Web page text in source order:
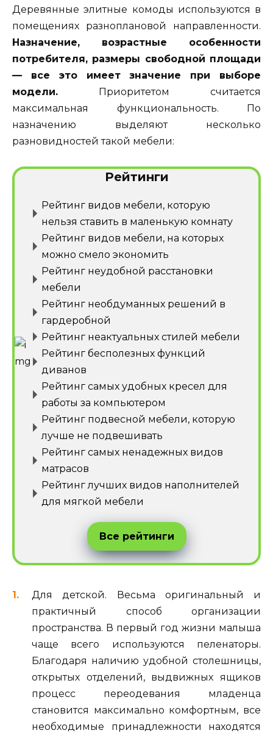
Деревянные элитные комоды используются в
помещениях разноплановой направленности.
Назначение, возрастные особенности
потребителя, размеры свободной площади
— все это имеет значение при выборе
модели. Приоритетом считается
максимальная функциональность. По
назначению выделяют несколько
разновидностей такой мебели:
Рейтинги
Рейтинг видов мебели, которую
нельзя ставить в маленькую комнату
Рейтинг видов мебели, на которых
можно смело экономить
Рейтинг неудобной расстановки
мебели
Рейтинг необдуманных решений в
гардеробной
Рейтинг неактуальных стилей мебели
Рейтинг бесполезных функций
диванов
Рейтинг самых удобных кресел для
работы за компьютером
Рейтинг подвесной мебели, которую
лучше не подвешивать
Рейтинг самых ненадежных видов
матрасов
Рейтинг лучших видов наполнителей
для мягкой мебели
Все рейтинги
Для детской. Весьма оригинальный и
практичный способ организации
пространства. В первый год жизни малыша
чаще всего используются пеленаторы.
Благодаря наличию удобной столешницы,
открытых отделений, выдвижных ящиков
процесс переодевания младенца
становится максимально комфортным, все
необходимые принадлежности находятся